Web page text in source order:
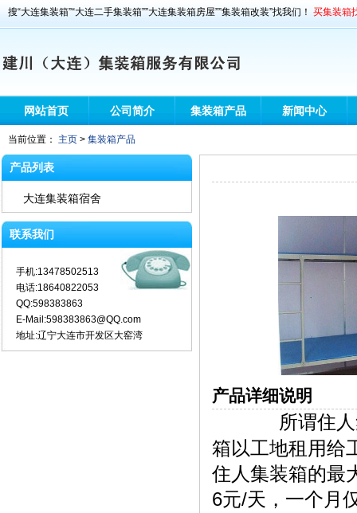
搜“大连集装箱”“大连二手集装箱””大连集装箱房屋””集装箱改装”找我们！ 买集装箱
网站首页 公司简介 集装箱产品 新闻中心
当前位置： 主页 > 集装箱产品
产品列表
大连集装箱宿舍
联系我们
手机:13478502513
电话:18640822053
QQ:598383863
E-Mail:598383863@QQ.com
地址:辽宁大连市开发区大窑湾
产品详细说明
所谓住人
箱以工地租用给
住人集装箱的最
6元/天，一个月